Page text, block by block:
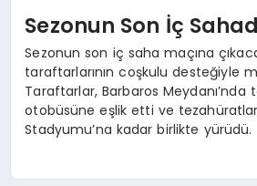
Sezonun Son İç
Sezonun son iç saha maçına
taraftarlarının coşkulu desteğiyle
Taraftarlar, Barbaros Meydanı’nda
otobüsüne eşlik etti ve
Stadyumu’na kadar birlikte yürüdü.